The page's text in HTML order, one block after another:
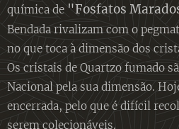
química de "Fosfatos
Bendada rivalizam com o
no que toca à dimensão dos
Os cristais de Quartzo fumado
Nacional pela sua dimensão.
encerrada, pelo que é difícil
serem colecionáveis.